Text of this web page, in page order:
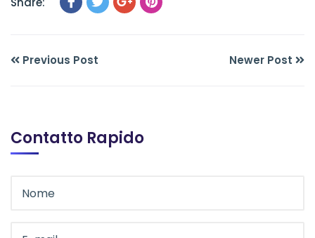
Previous Post Newer Post
Contatto Rapido